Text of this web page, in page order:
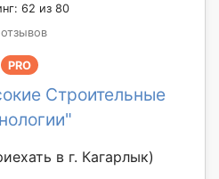
62 из 80
PRO
Строительные
в г. Кагарлык)